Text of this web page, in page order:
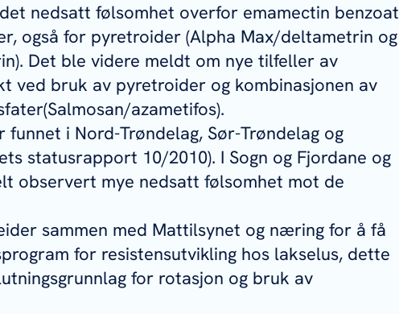
nedsatt følsomhet overfor emamectin benzoat
også for pyretroider (Alpha Max/deltametrin og
Det ble videre meldt om nye tilfeller av
ved bruk av pyretroider og kombinasjonen av
azametifos).
i Nord-Trøndelag, Sør-Trøndelag og
statusrapport 10/2010). I Sogn og Fjordane og
observert mye nedsatt følsomhet mot de
sammen med Mattilsynet og næring for å få
for resistensutvikling hos lakselus, dette
for rotasjon og bruk av